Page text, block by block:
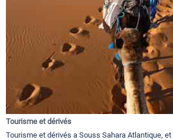
Tourisme et dérivés
Tourisme et dérivés a Souss Sahara Atlantique,